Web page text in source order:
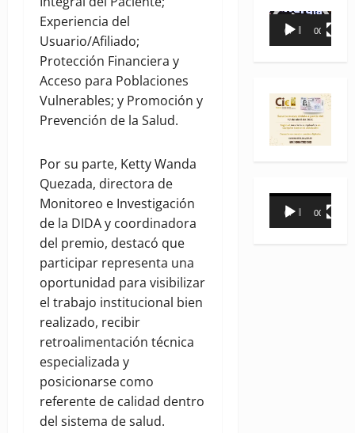
Experiencia del
Usuario/Afiliado;
Protección Financiera y
Acceso para Poblaciones
Vulnerables; y Promoción y
Prevención de la Salud.
Por su parte, Ketty Wanda
Quezada, directora de
Monitoreo e Investigación
de la DIDA y coordinadora
del premio, destacó que
participar representa una
oportunidad para visibilizar
el trabajo institucional bien
realizado, recibir
retroalimentación técnica
especializada y
posicionarse como
referente de calidad dentro
del sistema de salud.
Reproductor
00:00 00:35
Reproductor
00:00 00:31